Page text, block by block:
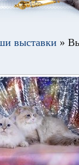
выставки »